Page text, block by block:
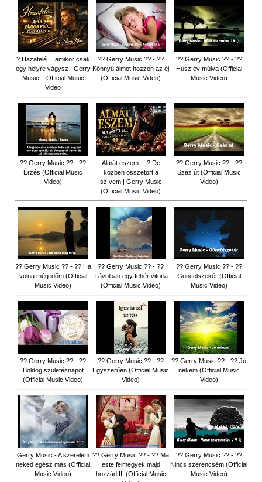
? Hazafelé… amikor csak
egy helyre vágysz | Gerry
Music – Official Music
Video
?? Gerry Music ?? - ??
Könnyű álmot hozzon az éj
(Official Music Video)
?? Gerry Music ?? - ??
Húsz év múlva (Official
Music Video)
?? Gerry Music ?? - ??
Érzés (Official Music
Video)
Almát eszem… ? De
közben összetört a
szívem | Gerry Music
(Official Music Video)
?? Gerry Music ?? - ??
Száz út (Official Music
Video)
?? Gerry Music ?? - ?? Ha
volna még időm (Official
Music Video)
?? Gerry Music ?? - ??
Távolban egy fehér vitorla
(Official Music Video)
?? Gerry Music ?? - ??
Göncölszekér (Official
Music Video)
?? Gerry Music ?? - ??
Boldog születésnapot
(Official Music Video)
?? Gerry Music ?? - ??
Egyszerűen (Official Music
Video)
?? Gerry Music ?? - ?? Jó
nekem (Official Music
Video)
Gerry Music - A szerelem
neked egész más (Official
Music Video)
?? Gerry Music ?? - ?? Ma
este felmegyek majd
hozzád II. (Official Music
?? Gerry Music ?? - ??
Nincs szerencsém (Official
Music Video)